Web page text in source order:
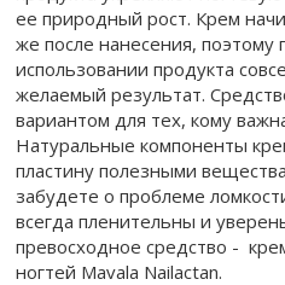
ее природный рост. Крем
же после нанесения, поэтому
использовании продукта
желаемый результат.
вариантом для тех, кому
Натуральные компоненты
пластину полезными
забудете о проблеме
всегда пленительны и
превосходное средство -
ногтей Mavala Nailactan.